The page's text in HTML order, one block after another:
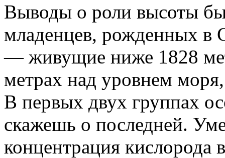
Выводы о роли высоты
младенцев, рожденных
— живущие ниже 1828
метрах над уровнем
В первых двух группах
скажешь о последней.
концентрация кислорода